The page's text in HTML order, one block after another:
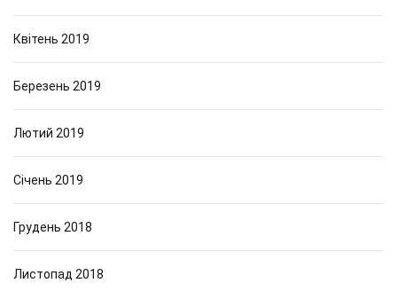
Квітень 2019
Березень 2019
Лютий 2019
Січень 2019
Грудень 2018
Листопад 2018